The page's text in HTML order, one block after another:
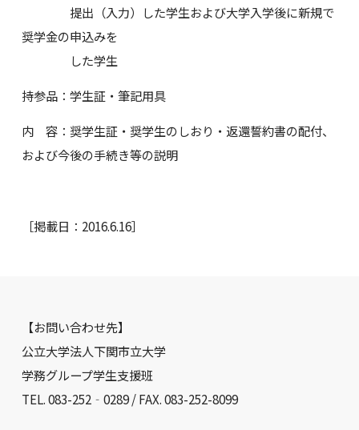
提出（入力）した学生および大学入学後に新規で
奨学金の申込みを
した学生
持参品：学生証・筆記用具
内 容：奨学生証・奨学生のしおり・返還誓約書の配付、
および今後の手続き等の説明
［掲載日：2016.6.16］
【お問い合わせ先】
公立大学法人下関市立大学
学務グループ学生支援班
TEL. 083-252‐0289 / FAX. 083-252-8099